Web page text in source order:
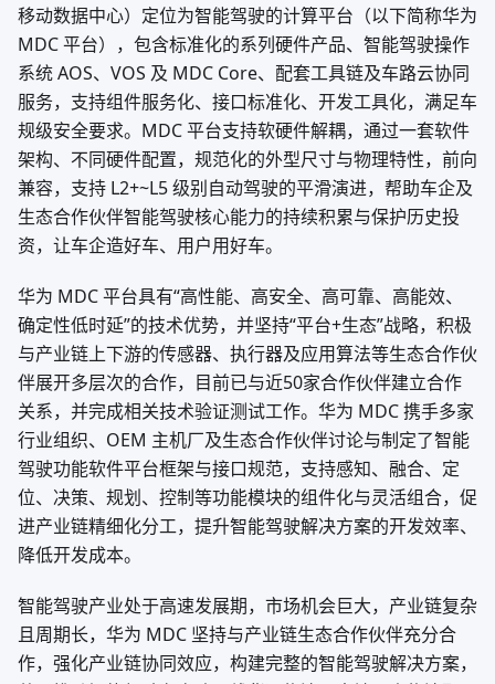
移动数据中心）定位为智能驾驶的计算平台（以下简称华为
MDC 平台），包含标准化的系列硬件产品、智能驾驶操作
系统 AOS、VOS 及 MDC Core、配套工具链及车路云协同
服务，支持组件服务化、接口标准化、开发工具化，满足车
规级安全要求。MDC 平台支持软硬件解耦，通过一套软件
架构、不同硬件配置，规范化的外型尺寸与物理特性，前向
兼容，支持 L2+~L5 级别自动驾驶的平滑演进，帮助车企及
生态合作伙伴智能驾驶核心能力的持续积累与保护历史投
资，让车企造好车、用户用好车。
华为 MDC 平台具有“高性能、高安全、高可靠、高能效、
确定性低时延”的技术优势，并坚持“平台+生态”战略，积极
与产业链上下游的传感器、执行器及应用算法等生态合作伙
伴展开多层次的合作，目前已与近50家合作伙伴建立合作
关系，并完成相关技术验证测试工作。华为 MDC 携手多家
行业组织、OEM 主机厂及生态合作伙伴讨论与制定了智能
驾驶功能软件平台框架与接口规范，支持感知、融合、定
位、决策、规划、控制等功能模块的组件化与灵活组合，促
进产业链精细化分工，提升智能驾驶解决方案的开发效率、
降低开发成本。
智能驾驶产业处于高速发展期，市场机会巨大，产业链复杂
且周期长，华为 MDC 坚持与产业链生态合作伙伴充分合
作，强化产业链协同效应，构建完整的智能驾驶解决方案，